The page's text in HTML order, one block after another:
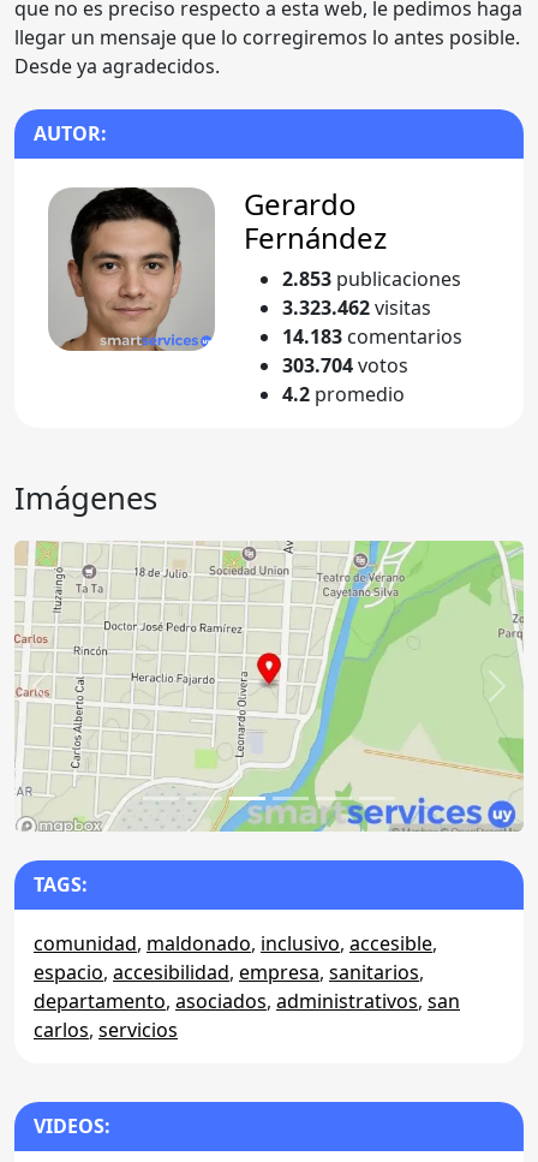
que no es preciso respecto a esta web, le pedimos haga
llegar un mensaje que lo corregiremos lo antes posible.
Desde ya agradecidos.
AUTOR:
Gerardo
Fernández
2.853 publicaciones
3.323.462visitas
14.183 comentarios
303.704votos
4.2 promedio
Imágenes
Anterior
TAGS:
comunidad, maldonado, inclusivo, accesible,
espacio, accesibilidad, empresa, sanitarios,
departamento, asociados, administrativos, san
carlos, servicios
VIDEOS: